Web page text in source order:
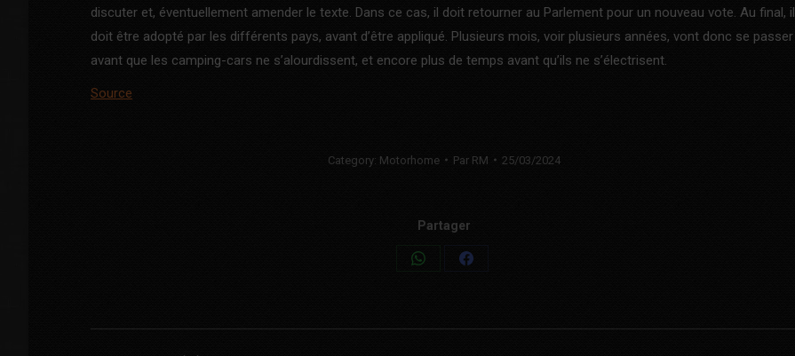
discuter et, éventuellement amender le texte. Dans ce cas, il doit retourner au Parlement pour un nouveau vote. Au final, il
doit être adopté par les différents pays, avant d’être appliqué. Plusieurs mois, voir plusieurs années, vont donc se passer
avant que les camping-cars ne s’alourdissent, et encore plus de temps avant qu’ils ne s’électrisent.
Source
Category: Motorhome Par RM 25/03/2024
Partager
Share
Share